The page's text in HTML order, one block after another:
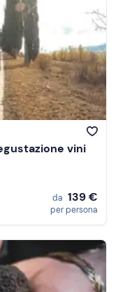
vini
da 139 €
per persona